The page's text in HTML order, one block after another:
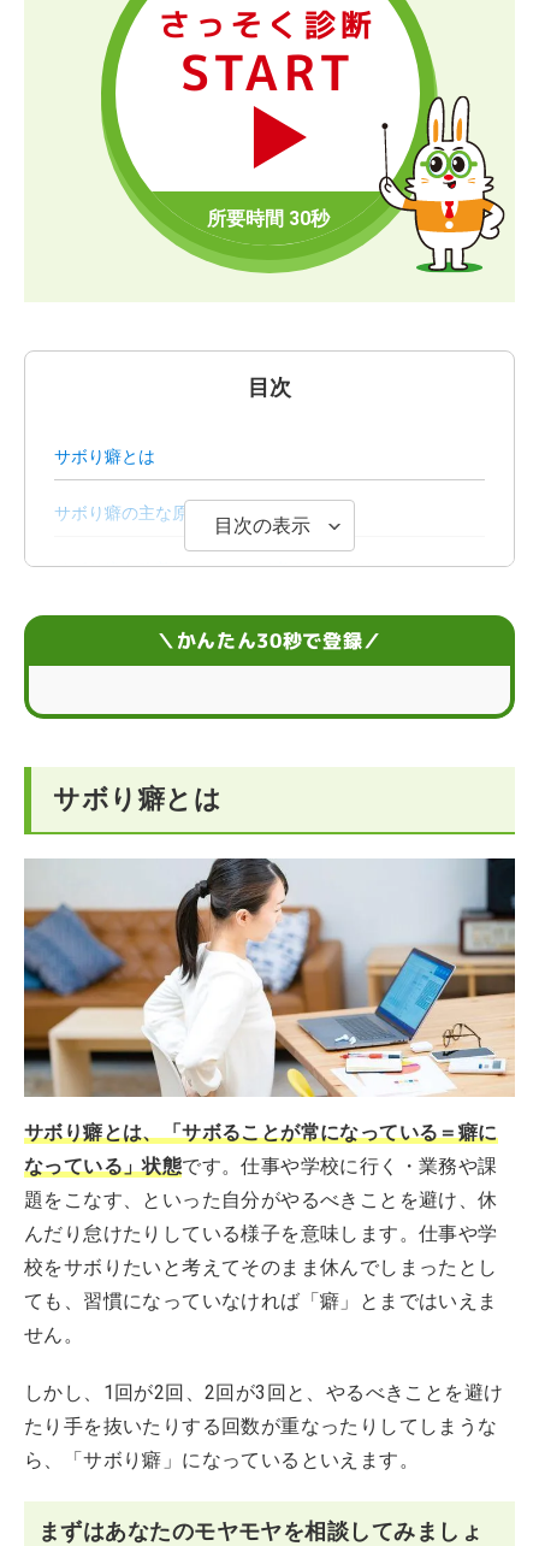
さっそく診断
START
目次
サボり癖とは
サボり癖の主な原因
サボり癖を改善しないことで考えられるリスク
目次の表示
＼かんたん30秒で登録／
サボり癖とは
サボり癖とは、「サボることが常になっている＝癖に
なっている」状態です。仕事や学校に行く・業務や課
題をこなす、といった自分がやるべきことを避け、休
んだり怠けたりしている様子を意味します。仕事や学
校をサボりたいと考えてそのまま休んでしまったとし
ても、習慣になっていなければ「癖」とまではいえま
せん。
しかし、1回が2回、2回が3回と、やるべきことを避け
たり手を抜いたりする回数が重なったりしてしまうな
ら、「サボり癖」になっているといえます。
まずはあなたのモヤモヤを相談してみましょ